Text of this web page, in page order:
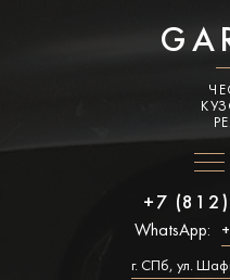
+7
WhatsApp:
г. СПб, ул.